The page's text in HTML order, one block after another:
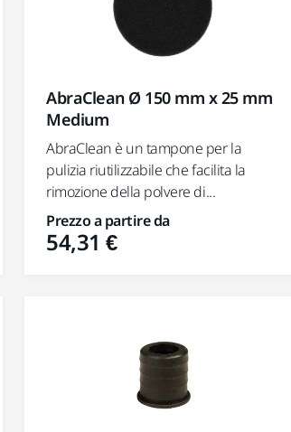
AbraClean Ø 150 mm x 25 mm
Medium
AbraClean è un tampone per la
pulizia riutilizzabile che facilita la
rimozione della polvere di...
Prezzo a partire da
54,31 €